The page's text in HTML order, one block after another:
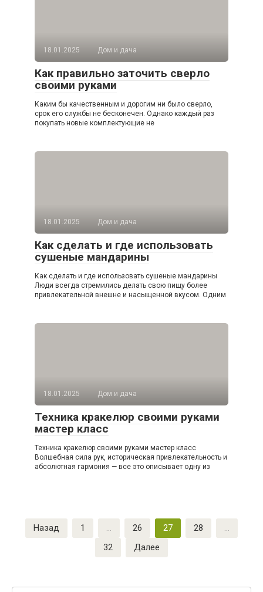
18.01.2025 Дом и дача
Как правильно заточить сверло
своими руками
Каким бы качественным и дорогим ни было сверло,
срок его службы не бесконечен. Однако каждый раз
покупать новые комплектующие не
18.01.2025 Дом и дача
Как сделать и где использовать
сушеные мандарины
Как сделать и где использовать сушеные мандарины
Люди всегда стремились делать свою пищу более
привлекательной внешне и насыщенной вкусом. Одним
18.01.2025 Дом и дача
Техника кракелюр своими руками
мастер класс
Техника кракелюр своими руками мастер класс
Волшебная сила рук, историческая привлекательность и
абсолютная гармония — все это описывает одну из
Пагинация
записей
Назад 1 … 26 27 28
…
32
Далее